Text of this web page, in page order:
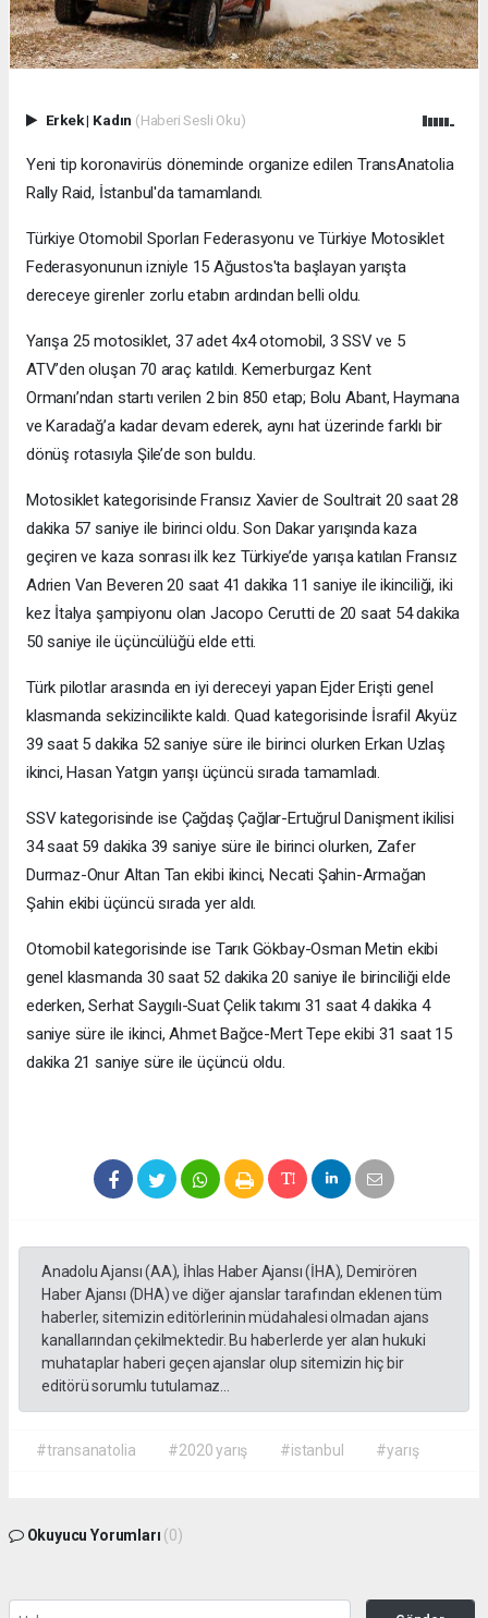
Erkek| Kadın (Haberi Sesli Oku)
Yeni tip koronavirüs döneminde organize edilen TransAnatolia
Rally Raid, İstanbul'da tamamlandı.
Türkiye Otomobil Sporları Federasyonu ve Türkiye Motosiklet
Federasyonunun izniyle 15 Ağustos'ta başlayan yarışta
dereceye girenler zorlu etabın ardından belli oldu.
Yarışa 25 motosiklet, 37 adet 4x4 otomobil, 3 SSV ve 5
ATV’den oluşan 70 araç katıldı. Kemerburgaz Kent
Ormanı’ndan startı verilen 2 bin 850 etap; Bolu Abant, Haymana
ve Karadağ’a kadar devam ederek, aynı hat üzerinde farklı bir
dönüş rotasıyla Şile’de son buldu.
Motosiklet kategorisinde Fransız Xavier de Soultrait 20 saat 28
dakika 57 saniye ile birinci oldu. Son Dakar yarışında kaza
geçiren ve kaza sonrası ilk kez Türkiye’de yarışa katılan Fransız
Adrien Van Beveren 20 saat 41 dakika 11 saniye ile ikinciliği, iki
kez İtalya şampiyonu olan Jacopo Cerutti de 20 saat 54 dakika
50 saniye ile üçüncülüğü elde etti.
Türk pilotlar arasında en iyi dereceyi yapan Ejder Erişti genel
klasmanda sekizincilikte kaldı. Quad kategorisinde İsrafil Akyüz
39 saat 5 dakika 52 saniye süre ile birinci olurken Erkan Uzlaş
ikinci, Hasan Yatgın yarışı üçüncü sırada tamamladı.
SSV kategorisinde ise Çağdaş Çağlar-Ertuğrul Danişment ikilisi
34 saat 59 dakika 39 saniye süre ile birinci olurken, Zafer
Durmaz-Onur Altan Tan ekibi ikinci, Necati Şahin-Armağan
Şahin ekibi üçüncü sırada yer aldı.
Otomobil kategorisinde ise Tarık Gökbay-Osman Metin ekibi
genel klasmanda 30 saat 52 dakika 20 saniye ile birinciliği elde
ederken, Serhat Saygılı-Suat Çelik takımı 31 saat 4 dakika 4
saniye süre ile ikinci, Ahmet Bağce-Mert Tepe ekibi 31 saat 15
dakika 21 saniye süre ile üçüncü oldu.
Anadolu Ajansı (AA), İhlas Haber Ajansı (İHA), Demirören
Haber Ajansı (DHA) ve diğer ajanslar tarafından eklenen tüm
haberler, sitemizin editörlerinin müdahalesi olmadan ajans
kanallarından çekilmektedir. Bu haberlerde yer alan hukuki
muhataplar haberi geçen ajanslar olup sitemizin hiç bir
editörü sorumlu tutulamaz...
#transanatolia #2020 yarış #istanbul #yarış
Okuyucu Yorumları (0)